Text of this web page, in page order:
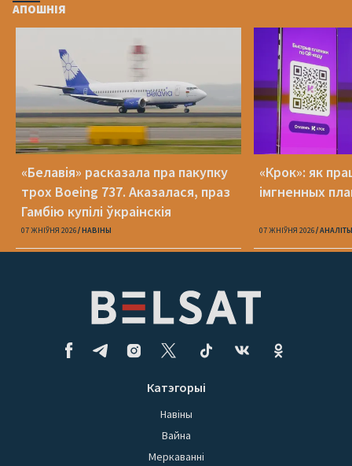
АПОШНІЯ
«Белавія» расказала пра пакупку
трох Boeing 737. Аказалася, праз
Гамбію купілі ўкраінскія
07 ЖНІЎНЯ 2026 НАВІНЫ
«Крок»: як
імгненных
07 ЖНІЎНЯ 2026
Катэгорыі
Навіны
Вайна
Меркаванні